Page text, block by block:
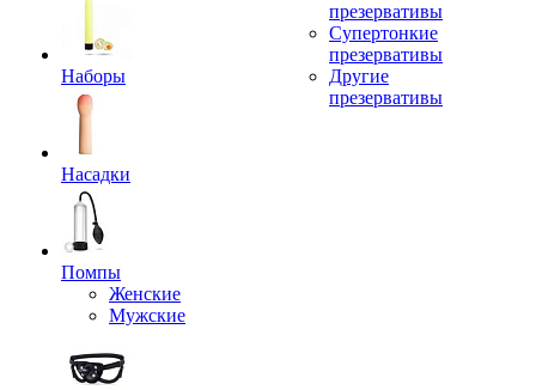
Наборы
Насадки
Помпы
Женские
Мужские
презервативы
Супертонкие
презервативы
Другие
презервативы